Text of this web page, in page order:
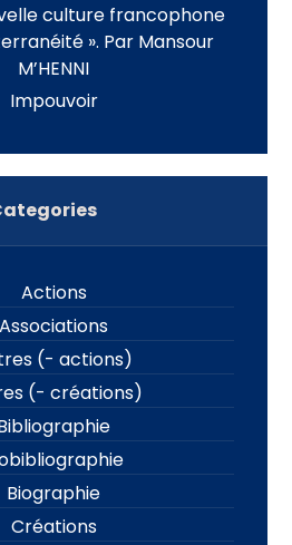
culture francophone
». Par Mansour
M’HENNI
Impouvoir
Actions
Associations
(- actions)
(- créations)
Biographie
Créations